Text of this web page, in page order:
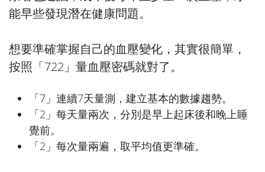
能早些發現潛在健康問題。
想要準確掌握自己的血壓變化，其實很簡單，
按照「722」量血壓密碼就對了。
「7」連續7天量測，建立基本的數據趨勢。
「2」每天量兩次，分別是早上起床後和晚上睡
覺前。
「2」每次量兩遍，取平均值更準確。